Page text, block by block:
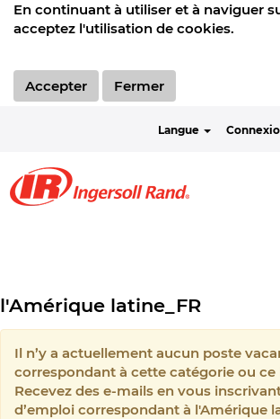
En continuant à utiliser et à naviguer
acceptez l'utilisation de cookies.
Accepter Fermer
Langue
l'Amérique latine_FR
Il n’y a actuellement aucun poste
correspondant à cette catégorie ou ce
Recevez des e-mails en vous
d’emploi correspondant à l'Amérique